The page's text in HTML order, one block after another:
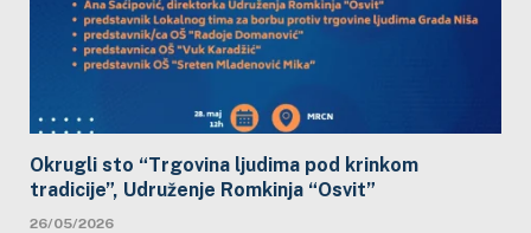
Okrugli sto “Trgovina ljudima pod krinkom
tradicije”, Udruženje Romkinja “Osvit”
26/05/2026